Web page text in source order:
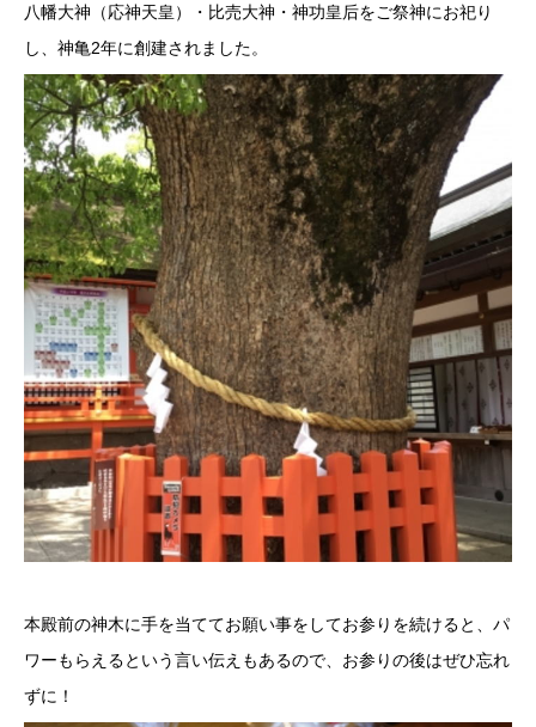
八幡大神（応神天皇）・比売大神・神功皇后をご祭神にお祀り
し、神亀2年に創建されました。
本殿前の神木に手を当ててお願い事をしてお参りを続けると、パ
ワーもらえるという言い伝えもあるので、お参りの後はぜひ忘れ
ずに！